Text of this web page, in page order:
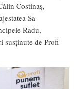
Costinaș,
Sa
Radu,
susținute de Profi